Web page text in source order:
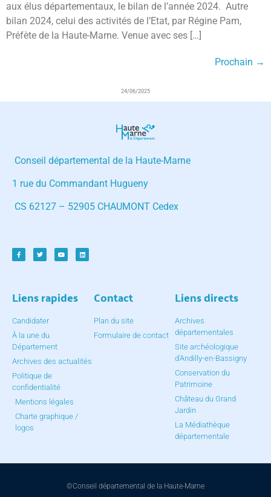
aux élus départementaux, le bilan de l’année 2024. Autre
bilan 2024, celui des activités de l’Etat, par Régine Pam,
Préfète de la Haute-Marne. Venue avec ses […]
Prochain →
24/06/2025
Conseil départemental de la Haute-Marne
1 rue du Commandant Hugueny
CS 62127 – 52905 CHAUMONT Cedex
Liens rapides
Candidater
À la une du
Département
Archives des actualités
Politique de
confidentialité
Mentions légales
Charte graphique /
logos
Contact
Plan du site
Formulaire de contact
Liens directs
Archives
départementales
Site archéologique
d'Andilly-en-Bassigny
Conservation du
Patrimoine
Château du Grand
Jardin
La Médiathèque
départementale
©Conseil départemental de la Haute-Marne